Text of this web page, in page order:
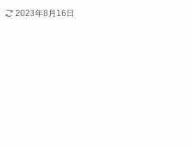
2023年8月16日